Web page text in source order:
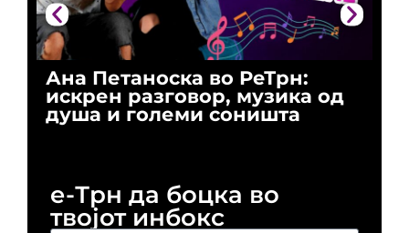
Ана Петаноска во РеТрн:
искрен разговор, музика од
душа и големи соништа
е-Трн да боцка во
твојот инбокс